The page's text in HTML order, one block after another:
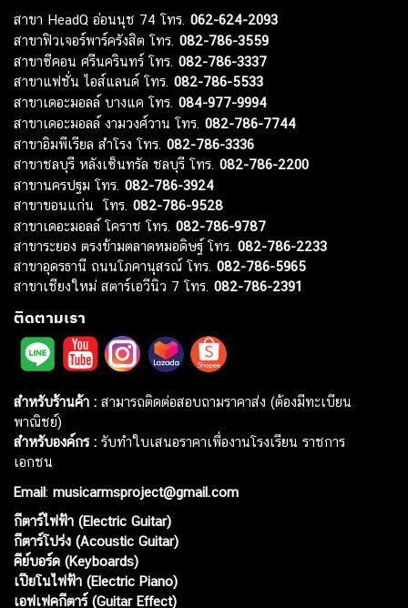
สาขา HeadQ อ่อนนุช 74 โทร. 062-624-2093
สาขาฟิวเจอร์พาร์ครังสิต โทร. 082-786-3559
สาขาซีคอน ศรีนครินทร์ โทร. 082-786-3337
สาขาแฟชั่น ไอส์แลนด์ โทร. 082-786-5533
สาขาเดอะมอลล์ บางแค โทร. 084-977-9994
สาขาเดอะมอลล์ งามวงศ์วาน โทร. 082-786-7744
สาขาอิมพีเรียล สำโรง โทร. 082-786-3336
สาขาชลบุรี หลังเซ็นทรัล ชลบุรี โทร. 082-786-2200
สาขานครปฐม โทร. 082-786-3924
สาขาขอนแก่น โทร. 082-786-9528
สาขาเดอะมอลล์ โคราช โทร. 082-786-9787
สาขาระยอง ตรงข้ามตลาดหมอดิษฐ์ โทร. 082-786-2233
สาขาอุดรธานี ถนนโภคานุสรณ์ โทร. 082-786-5965
สาขาเชียงใหม่ สตาร์เอวีนิว 7 โทร. 082-786-2391
ติดตามเรา
สำหรับร้านค้า : สามารถติดต่อสอบถามราคาส่ง (ต้องมีทะเบียน
พาณิชย์)
สำหรับองค์กร : รับทำใบเสนอราคาเพื่องานโรงเรียน ราชการ
เอกชน
Email: musicarmsproject@gmail.com
กีตาร์ไฟฟ้า (Electric Guitar)
กีตาร์โปร่ง (Acoustic Guitar)
คีย์บอร์ด (Keyboards)
เปียโนไฟฟ้า (Electric Piano)
เอฟเฟคกีตาร์ (Guitar Effect)